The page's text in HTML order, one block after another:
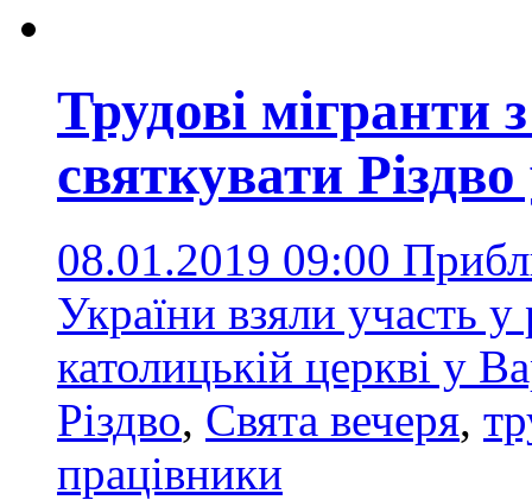
Трудові мігранти
святкувати
08.01.2019 09:00
України взяли участь у
католицькій церкві у
Різдво, Свята вечеря,
працівники